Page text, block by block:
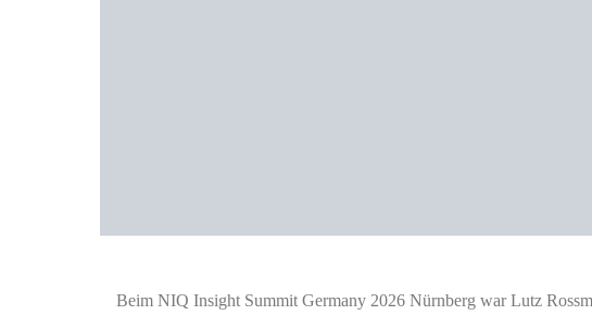
Beim NIQ Insight Summit Germany 2026 Nürnberg war Lutz